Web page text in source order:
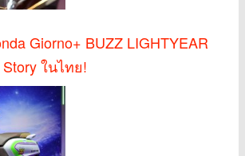
Giorno+ BUZZ LIGHTYEAR
ในไทย!